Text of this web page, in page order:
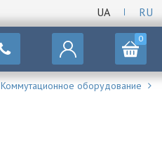
UA RU
0
Коммутационное оборудование